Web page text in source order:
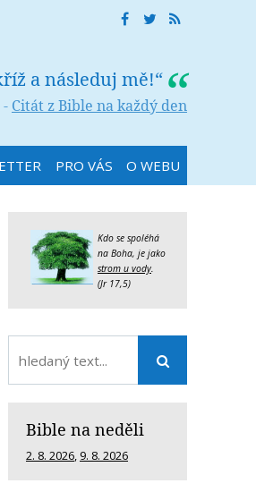
a následuj mě!“
Citát z Bible na každý den
PRO VÁS O WEBU
Kdo se spoléhá
na Boha, je jako
strom u vody.
(Jr 17,5)
Bible na neděli
2. 8. 2026, 9. 8. 2026